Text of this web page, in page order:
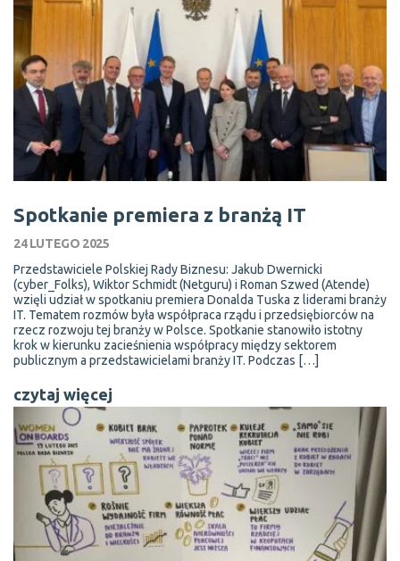
Spotkanie premiera z branżą IT
24 LUTEGO 2025
Przedstawiciele Polskiej Rady Biznesu: Jakub Dwernicki
(cyber_Folks), Wiktor Schmidt (Netguru) i Roman Szwed (Atende)
wzięli udział w spotkaniu premiera Donalda Tuska z liderami branży
IT. Tematem rozmów była współpraca rządu i przedsiębiorców na
rzecz rozwoju tej branży w Polsce. Spotkanie stanowiło istotny
krok w kierunku zacieśnienia współpracy między sektorem
publicznym a przedstawicielami branży IT. Podczas […]
czytaj więcej